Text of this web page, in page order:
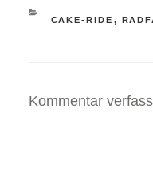
KATEGORIEN
CAKE-RIDE ,
Kommentar